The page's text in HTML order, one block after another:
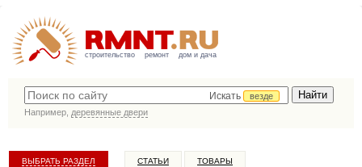
строительство ремонт дом и дача
Искать
везде
Например, деревянные двери
ВЫБРАТЬ РАЗДЕЛ СТАТЬИ ТОВАРЫ